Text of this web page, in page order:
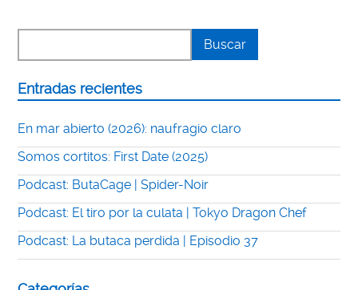
Entradas recientes
En mar abierto (2026): naufragio claro
Somos cortitos: First Date (2025)
Podcast: ButaCage | Spider-Noir
Podcast: El tiro por la culata | Tokyo Dragon Chef
Podcast: La butaca perdida | Episodio 37